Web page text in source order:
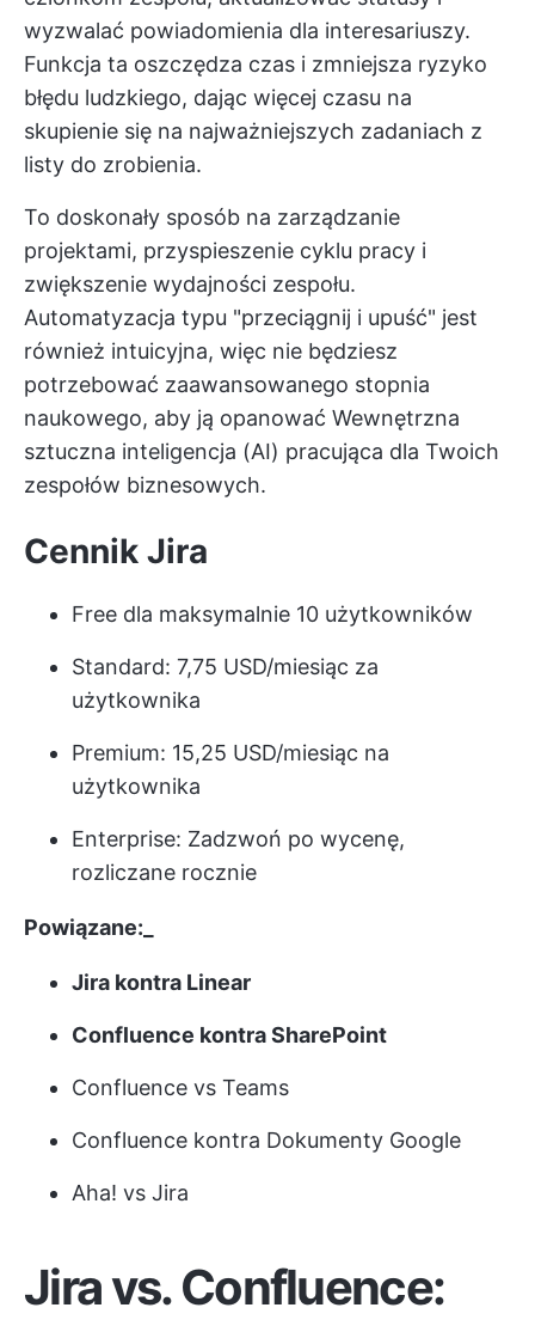
wyzwalać powiadomienia dla interesariuszy.
Funkcja ta oszczędza czas i zmniejsza ryzyko
błędu ludzkiego, dając więcej czasu na
skupienie się na najważniejszych zadaniach z
listy do zrobienia.
To doskonały sposób na zarządzanie
projektami, przyspieszenie cyklu pracy i
zwiększenie wydajności zespołu.
Automatyzacja typu "przeciągnij i upuść" jest
również intuicyjna, więc nie będziesz
potrzebować zaawansowanego stopnia
naukowego, aby ją opanować Wewnętrzna
sztuczna inteligencja (AI) pracująca dla Twoich
zespołów biznesowych.
Cennik Jira
Free dla maksymalnie 10 użytkowników
Standard: 7,75 USD/miesiąc za
użytkownika
Premium: 15,25 USD/miesiąc na
użytkownika
Enterprise: Zadzwoń po wycenę,
rozliczane rocznie
Powiązane:_
Jira kontra Linear
Confluence kontra SharePoint
Confluence vs Teams
Confluence kontra Dokumenty Google
Aha! vs Jira
Jira vs. Confluence: